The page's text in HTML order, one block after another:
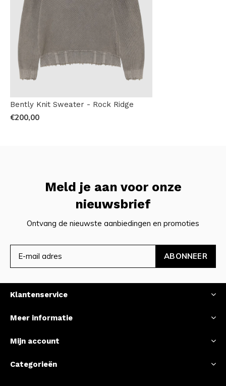
Bently Knit Sweater - Rock Ridge
€200,00
Meld je aan voor onze
nieuwsbrief
Ontvang de nieuwste aanbiedingen en promoties
ABONNEER
Klantenservice
Meer informatie
Mijn account
Categorieën